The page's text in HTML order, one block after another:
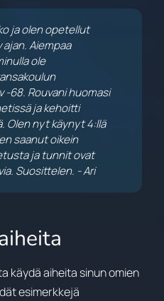
ja olen opetellut
Aiempaa
ole
-68. Rouvani huomasi
ja kehoitti
Olen nyt käynyt 4:llä
saanut oikein
ja tunnit ovat
Suosittelen. - Ari
käydä aiheita sinun omien
esimerkkejä